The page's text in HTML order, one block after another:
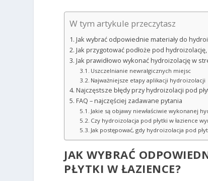
W tym artykule przeczytasz
Jak wybrać odpowiednie materiały do
Jak przygotować podłoże pod
Jak prawidłowo wykonać hydroizolację w
Uszczelnianie newralgicznych miejsc
Najważniejsze etapy aplikacji hydroizolacji
Najczęstsze błędy przy hydroizolacji pod
FAQ – najczęściej zadawane pytania
Jakie są objawy niewłaściwie wykonanej
Czy hydroizolacja pod płytki w łazience
Jak postępować, gdy hydroizolacja pod
JAK WYBRAĆ
PŁYTKI W ŁAZIENCE?